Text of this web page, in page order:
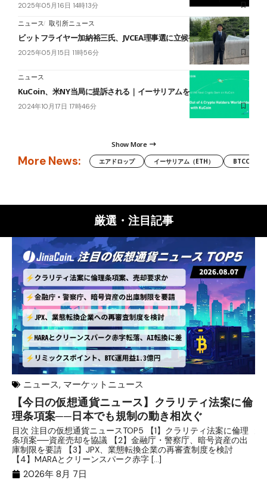
2025年05月16日 14時13分
ニュース 取引所ニュース
ビットフライヤー加納裕三氏、JVCEA理事選に立候補表明
2025年05月15日 11時56分
ニュース
KuCoin、米NY当局に提訴される｜イーサリアムを有価証券に分類
2024年10月17日 17時46分
Show More
More News: エアドロップ イーサリアム（ETH） BTCC
厳選・注目記事
ニュース, マーケットニュース
【今日の仮想通貨ニュース】クラリティ法案に倫
理条項案──日本でも規制の動き相次ぐ
目次 注目の仮想通貨ニュースTOP5 【1】クラリティ法案に倫理
条項案──資産売却を協議 【2】金融庁・警察庁、暗号資産の出
庫制限を要請 【3】JPX、業態転換企業の再審査制度を検討
【4】MARAとクリーンスパーク赤字 […]
2026年 8月 7日